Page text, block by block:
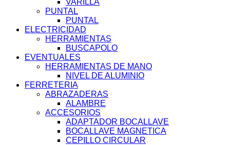
VARILLA
PUNTAL
PUNTAL
ELECTRICIDAD
HERRAMIENTAS
BUSCAPOLO
EVENTUALES
HERRAMIENTAS DE MANO
NIVEL DE ALUMINIO
FERRETERIA
ABRAZADERAS
ALAMBRE
ACCESORIOS
ADAPTADOR BOCALLAVE
BOCALLAVE MAGNETICA
CEPILLO CIRCULAR